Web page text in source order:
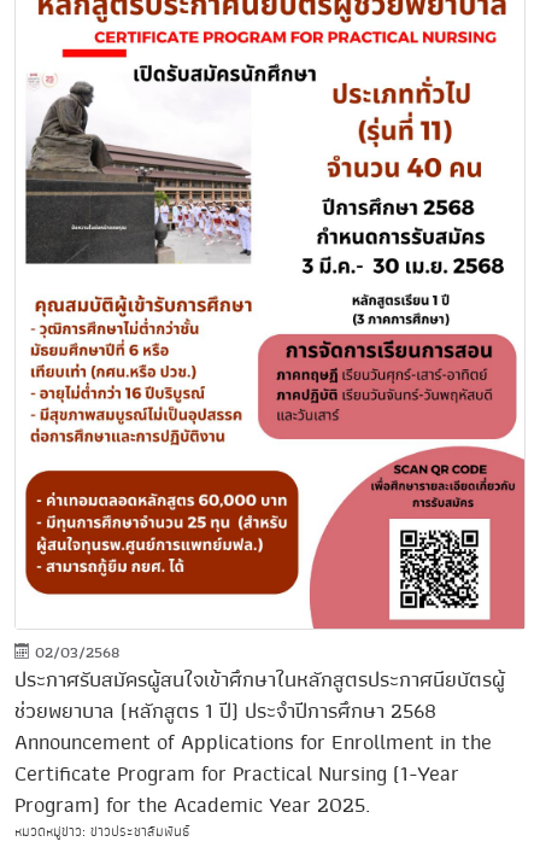
02/03/2568
ประกาศรับสมัครผู้สนใจเข้าศึกษาในหลักสูตรประกาศนียบัตรผู้
ช่วยพยาบาล (หลักสูตร 1 ปี) ประจำปีการศึกษา 2568
Announcement of Applications for Enrollment in the
Certificate Program for Practical Nursing (1-Year
Program) for the Academic Year 2025.
หมวดหมู่ข่าว: ข่าวประชาสัมพันธ์